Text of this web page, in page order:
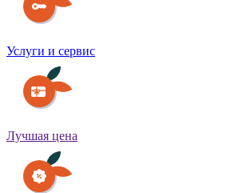
Услуги и сервис
Лучшая цена